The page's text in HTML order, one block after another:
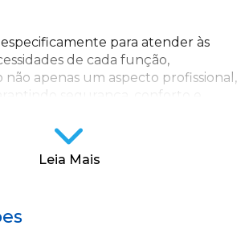
para atender às
de cada função,
apenas um aspecto profissional,
segurança, conforto e
e seus
contribuindo para a criação de
consistente e profissional.
Leia Mais